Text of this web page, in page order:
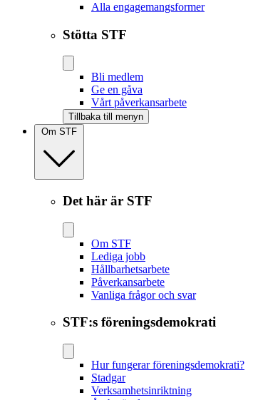
Alla engagemangsformer
Stötta STF
Bli medlem
Ge en gåva
Vårt påverkansarbete
Tillbaka till menyn
Om STF
Det här är STF
Om STF
Lediga jobb
Hållbarhetsarbete
Påverkansarbete
Vanliga frågor och svar
STF:s föreningsdemokrati
Hur fungerar föreningsdemokrati?
Stadgar
Verksamhetsinriktning